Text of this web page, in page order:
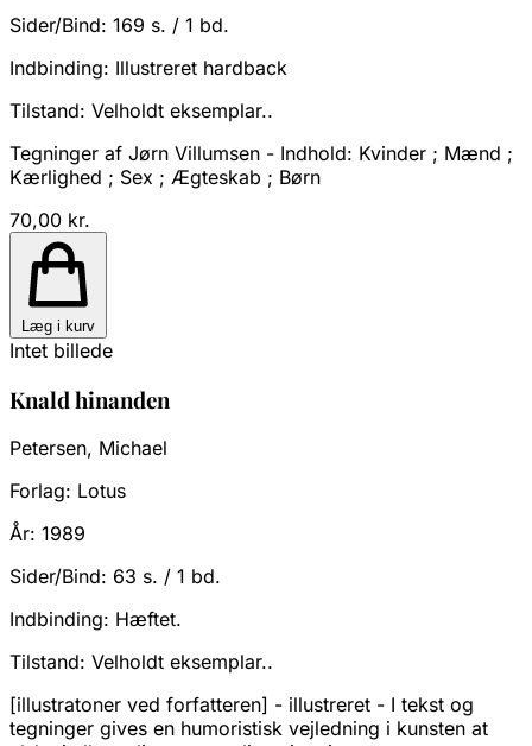
Sider/Bind: 169 s. / 1 bd.
Indbinding: Illustreret hardback
Tilstand: Velholdt eksemplar..
Tegninger af Jørn Villumsen - Indhold: Kvinder ; Mænd ;
Kærlighed ; Sex ; Ægteskab ; Børn
70,00 kr.
Læg i kurv
Intet billede
Knald hinanden
Petersen, Michael
Forlag: Lotus
År: 1989
Sider/Bind: 63 s. / 1 bd.
Indbinding: Hæftet.
Tilstand: Velholdt eksemplar..
[illustratoner ved forfatteren] - illustreret - I tekst og
tegninger gives en humoristisk vejledning i kunsten at